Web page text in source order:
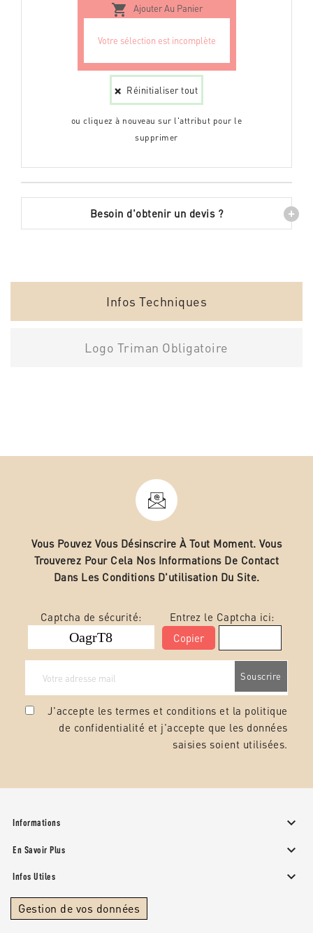
 Ajouter Au Panier
Réinitialiser tout
ou cliquez à nouveau sur l'attribut pour le
supprimer
+
Besoin d'obtenir un devis ?
Infos Techniques
Logo Triman Obligatoire
Vous Pouvez Vous Désinscrire À Tout Moment. Vous
Trouverez Pour Cela Nos Informations De Contact
Dans Les Conditions D'utilisation Du Site.
Captcha de sécurité:
Entrez le Captcha ici:
Copier
J'accepte les termes et conditions et la politique
de confidentialité et j'accepte que les données
saisies soient utilisées.
Informations 
En Savoir Plus 
Infos Utiles 
Gestion de vos données